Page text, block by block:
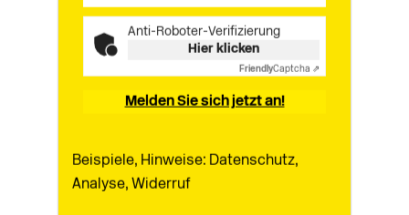
Regelungen. Das fängt mit
Brandschutzprüfzeugnissen an, die gibt es
nicht immer für diese Bauteilaufbauten, weil
Brandschutztests teuer sind und erneuert
werden müssen. Wenn kein gültiges
Anti-Roboter-Verifizierung
Hier klicken
FriendlyCaptcha ⇗
Melden Sie sich jetzt an!
Beispiele, Hinweise: Datenschutz,
Analyse, Widerruf